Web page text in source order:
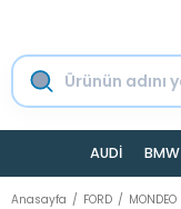
AUDİ BMW
Anasayfa FORD MONDEO